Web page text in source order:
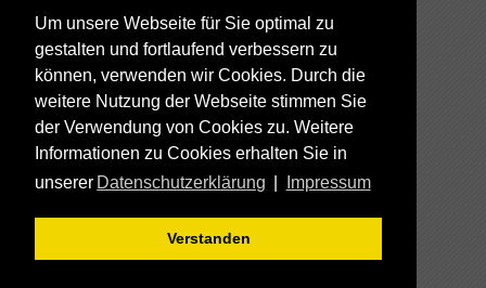
Um unsere Webseite für Sie optimal zu
gestalten und fortlaufend verbessern zu
können, verwenden wir Cookies. Durch die
weitere Nutzung der Webseite stimmen Sie
der Verwendung von Cookies zu. Weitere
Informationen zu Cookies erhalten Sie in
unserer Datenschutzerklärung Impressum
Verstanden